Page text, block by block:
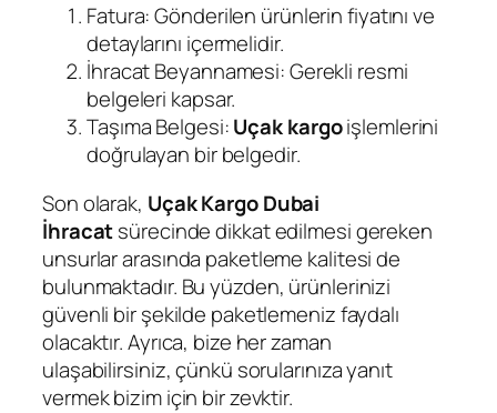
Fatura: Gönderilen ürünlerin fiyatını ve
detaylarını içermelidir.
İhracat Beyannamesi: Gerekli resmi
belgeleri kapsar.
Taşıma Belgesi:Uçak kargoişlemlerini
doğrulayan bir belgedir.
Son olarak, Uçak Kargo Dubai
İhracatsürecinde dikkat edilmesi gereken
unsurlar arasında paketleme kalitesi de
bulunmaktadır. Bu yüzden, ürünlerinizi
güvenli bir şekilde paketlemeniz faydalı
olacaktır. Ayrıca, bize her zaman
ulaşabilirsiniz, çünkü sorularınıza yanıt
vermek bizim için bir zevktir.